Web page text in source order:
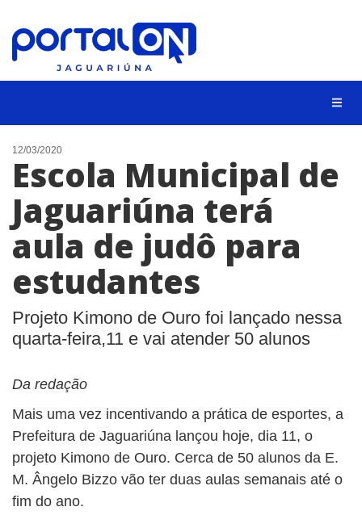
NOTÍCIAS
LISTA DIGITAL
CONTATO
ANUNCIE
12/03/2020
Escola Municipal de
Jaguariúna terá
aula de judô para
estudantes
Projeto Kimono de Ouro foi lançado nessa
quarta-feira,11 e vai atender 50 alunos
Da redação
Mais uma vez incentivando a prática de esportes, a
Prefeitura de Jaguariúna lançou hoje, dia 11, o
projeto Kimono de Ouro. Cerca de 50 alunos da E.
M. Ângelo Bizzo vão ter duas aulas semanais até o
fim do ano.